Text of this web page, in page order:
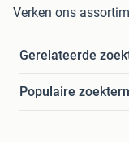
Verken ons
Gerelateerde
Populaire